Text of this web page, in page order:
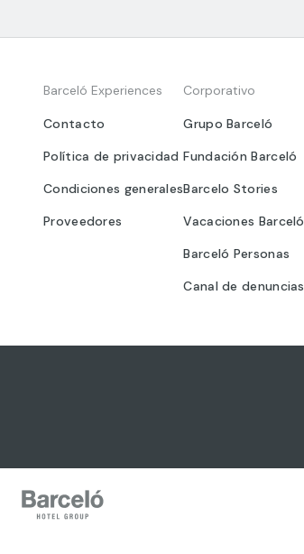
Barceló Experiences
Contacto
Política de privacidad
Condiciones generales
Proveedores
Corporativo
Grupo Barceló
Fundación Barceló
Barcelo Stories
Vacaciones Barceló
Barceló Personas
Canal de denuncias